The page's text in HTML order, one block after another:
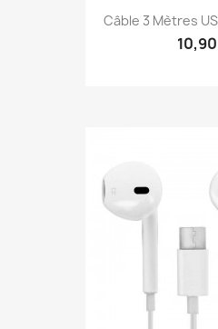
Câble 3 Mètres